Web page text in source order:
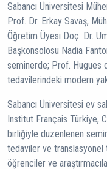
Sabancı Üniversitesi
Prof. Dr. Erkay Savaş,
Öğretim Üyesi Doç. Dr.
Başkonsolosu Nadia
seminerde; Prof. Hugues
tedavilerindeki modern
Sabancı Üniversitesi ev
Institut Français Türkiye,
birliğiyle düzenlenen
tedaviler ve translasyonel
öğrenciler ve